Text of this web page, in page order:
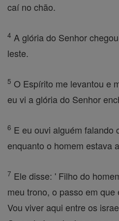
caí no chão.
4 A glória do Senhor
leste.
5 O Espírito me levantou e
eu vi a glória do Senhor
6 E eu ouvi alguém falando
enquanto o homem estava
7 Ele disse: ' Filho do
meu trono, o passo em
Vou viver aqui entre os